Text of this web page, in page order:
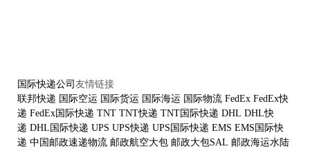
国际快递公司 友情链接
联邦快递 国际空运 国际货运 国际海运 国际物流 FedEx FedEx快
递 FedEx国际快递 TNT TNT快递 TNT国际快递 DHL DHL快
递 DHL国际快递 UPS UPS快递 UPS国际快递 EMS EMS国际快
递 中国邮政速递物流 邮政航空大包 邮政大包SAL 邮政海运水陆